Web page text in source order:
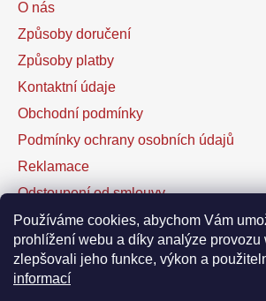
Používáme cookies, abychom Vám
prohlížení webu a díky analýze provozu
zlepšovali jeho funkce, výkon a
informací
O nás
Způsoby doručení
Způsoby platby
Kontaktní údaje
Obchodní podmínky
Podmínky ochrany osobních údajů
Reklamace
Odstoupení od smlouvy
Kontaktní formulář
Facebook